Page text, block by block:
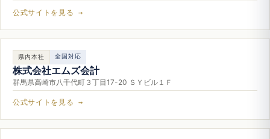
公式サイトを見る →
県内本社 全国対応
株式会社エムズ会計
群馬県高崎市八千代町３丁目17-20 ＳＹビル１Ｆ
公式サイトを見る →